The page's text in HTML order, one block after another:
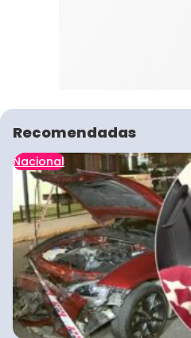
Recomendadas
Nacional